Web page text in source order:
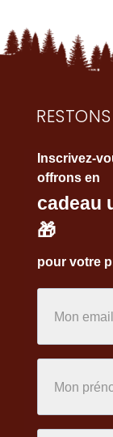
Inscrivez-
offrons en
cadeau
🎁
pour votre